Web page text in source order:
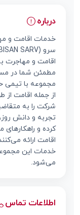
درباره
خدمات اقامت و
اقامت و مهاجرت
مطمئن شما در
مجموعه با تیمی
از جمله اقامت
شرکت را به
تجربه و دانش
کرده و
اقامت ارائه
خدمات این
می‌شود.
اطلاعات تماس